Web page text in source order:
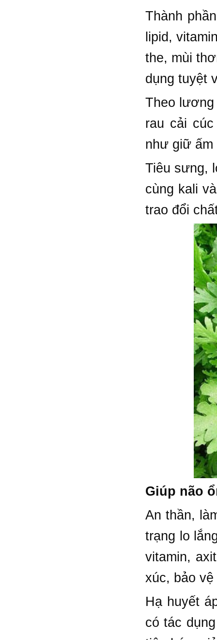
Thành
lipid,
the, mùi
dụng tuyệt
Theo lương
rau cải
như giữ
Tiêu sưng,
cùng kali
trao đổi
Giúp não
An thần,
trạng lo
vitamin,
xúc, bảo
Hạ huyết
có tác